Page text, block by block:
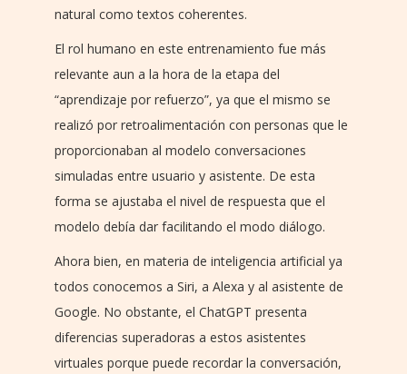
natural como textos coherentes.
El rol humano en este entrenamiento fue más
relevante aun a la hora de la etapa del
“aprendizaje por refuerzo”, ya que el mismo se
realizó por retroalimentación con personas que le
proporcionaban al modelo conversaciones
simuladas entre usuario y asistente. De esta
forma se ajustaba el nivel de respuesta que el
modelo debía dar facilitando el modo diálogo.
Ahora bien, en materia de inteligencia artificial ya
todos conocemos a Siri, a Alexa y al asistente de
Google. No obstante, el ChatGPT presenta
diferencias superadoras a estos asistentes
virtuales porque puede recordar la conversación,